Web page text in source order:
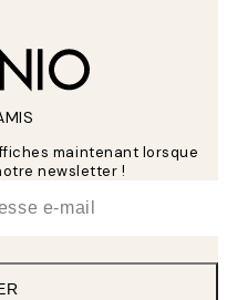
maintenant lorsque
newsletter !